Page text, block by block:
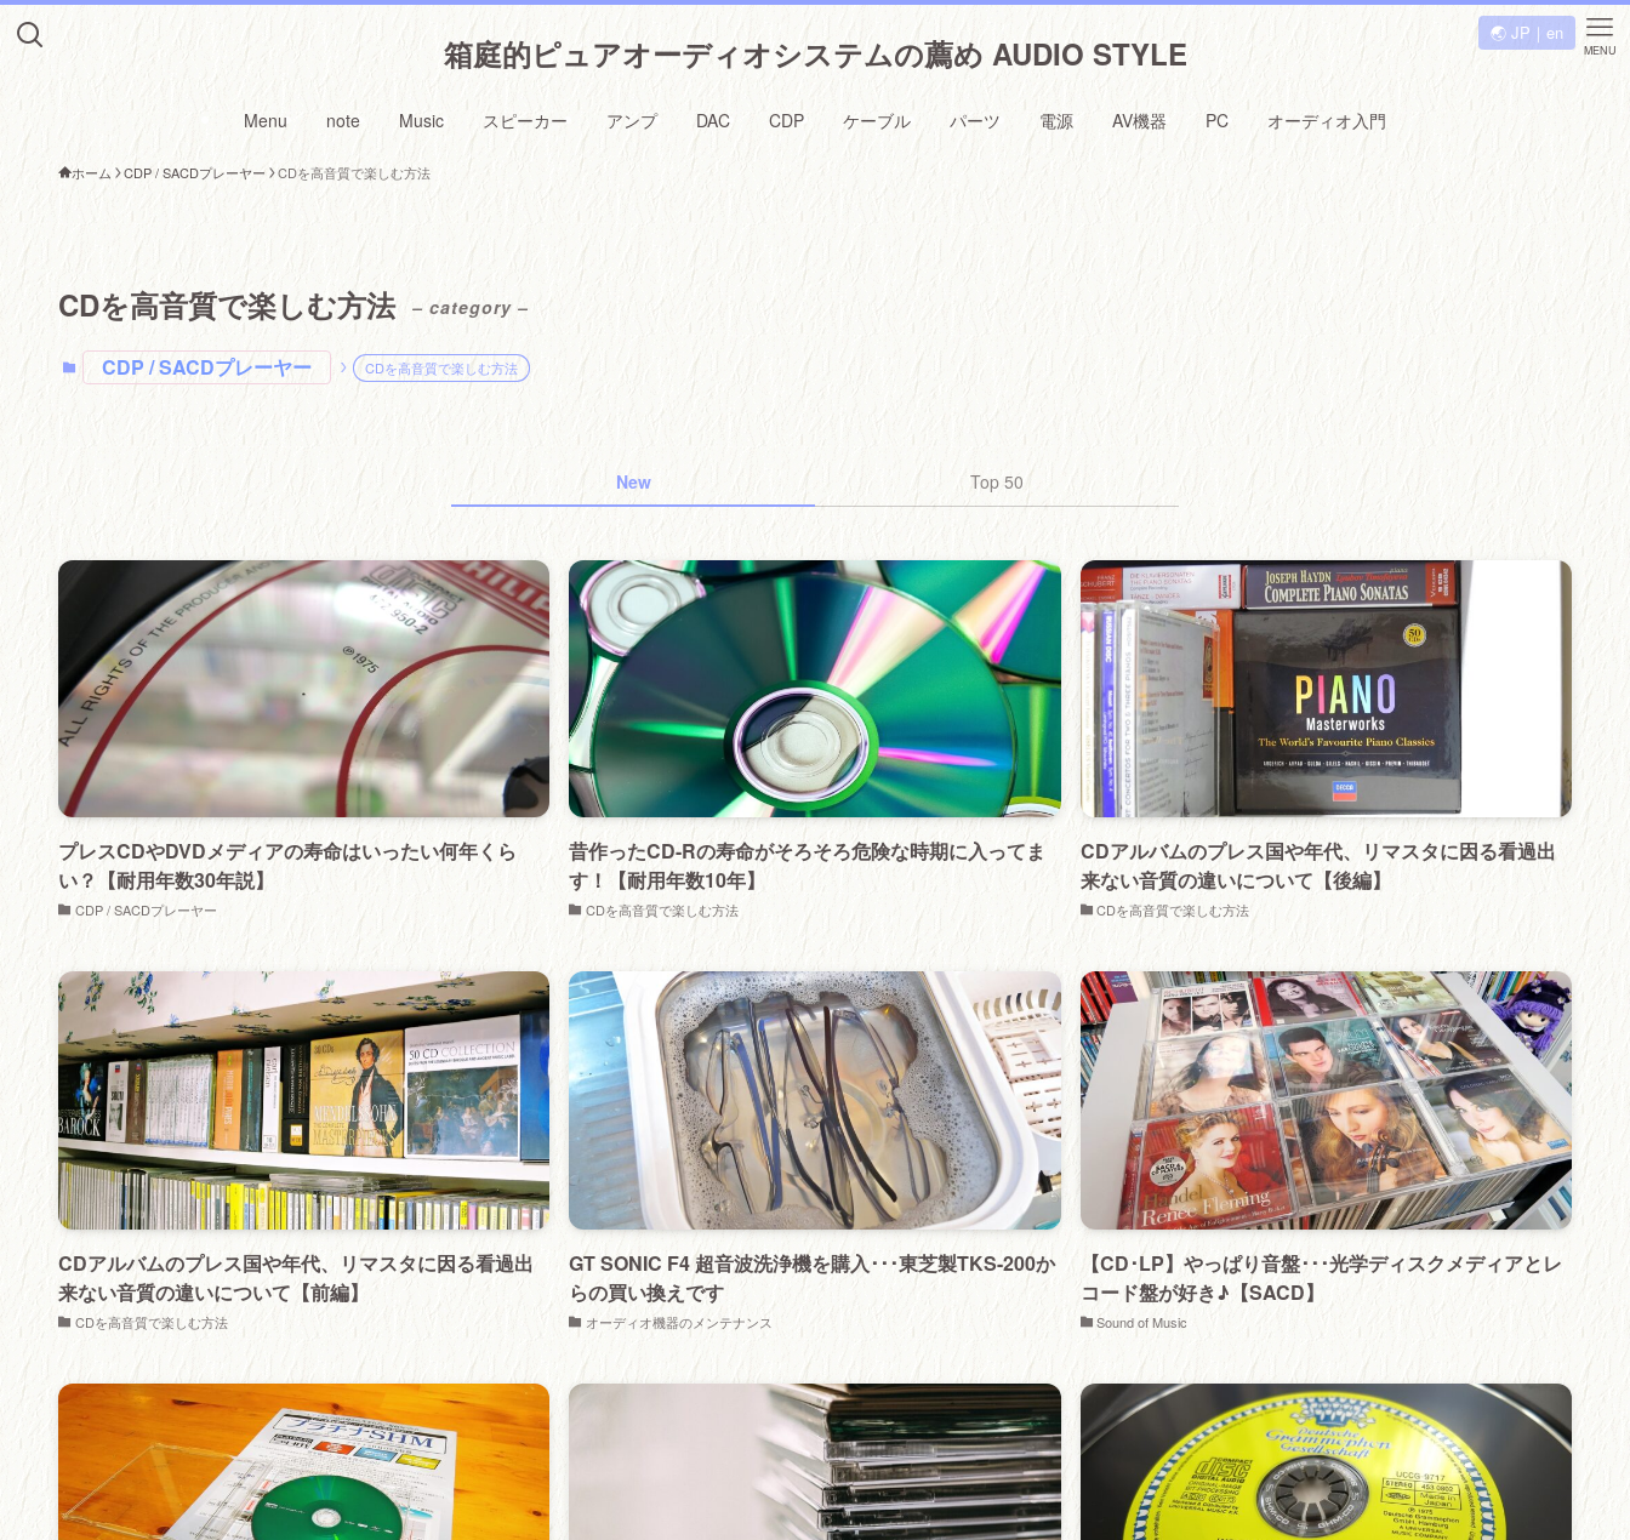
箱庭的ピュアオーディオシステムの薦め AUDIO STYLE
Menu note Music スピーカー アンプ DAC CDP ケーブル パーツ 電源 AV機器 PC オーディオ入門
MENU
ホーム CDP / SACDプレーヤー CDを高音質で楽しむ方法
CDを高音質で楽しむ方法 – category –
CDP / SACDプレーヤー CDを高音質で楽しむ方法
New Top 50
プレスCDやDVDメディアの寿命はいったい何年くら
い？【耐用年数30年説】
CDP / SACDプレーヤー
昔作ったCD-Rの寿命がそろそろ危険な時期に入ってま
す！【耐用年数10年】
CDを高音質で楽しむ方法
CDアルバムのプレス国や年代、リマスタに因る看過出
来ない音質の違いについて【後編】
CDを高音質で楽しむ方法
CDアルバムのプレス国や年代、リマスタに因る看過出
来ない音質の違いについて【前編】
CDを高音質で楽しむ方法
GT SONIC F4 超音波洗浄機を購入･･･東芝製TKS-200か
らの買い換えです
オーディオ機器のメンテナンス
【CD･LP】やっぱり音盤･･･光学ディスクメディアとレ
コード盤が好き♪【SACD】
Sound of Music
🌏 JP｜en